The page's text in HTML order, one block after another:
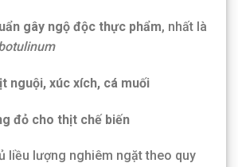
gây ngộ độc thực phẩm, nhất là
nguội, xúc xích, cá muối
đỏ cho thịt chế biến
liều lượng nghiêm ngặt theo quy